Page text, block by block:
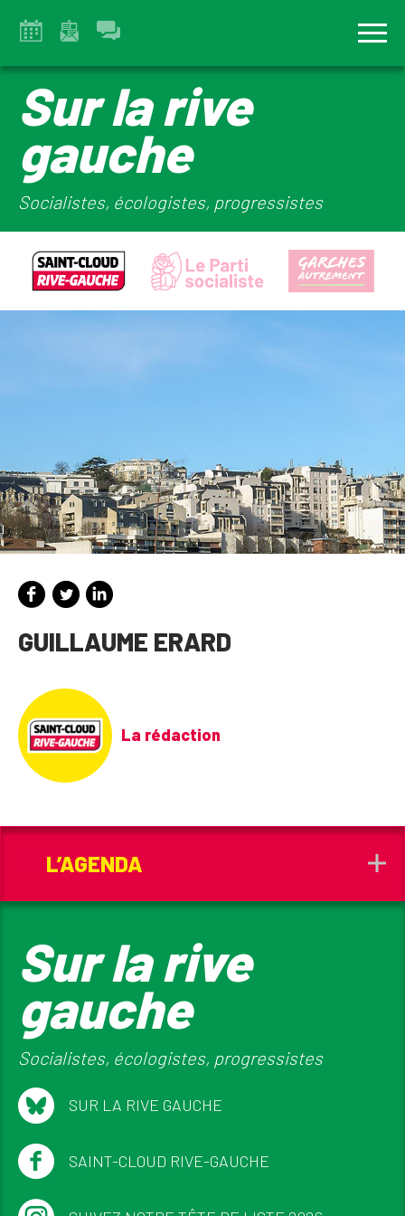
Sur la rive
gauche
Socialistes, écologistes, progressistes
GUILLAUME ERARD
La rédaction
L’AGENDA
Sur la rive
gauche
Socialistes, écologistes, progressistes
SUR LA RIVE GAUCHE
SAINT-CLOUD RIVE-GAUCHE